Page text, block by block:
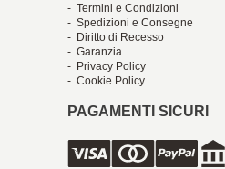
- Termini e Condizioni
- Spedizioni e Consegne
- Diritto di Recesso
- Garanzia
- Privacy Policy
- Cookie Policy
PAGAMENTI SICURI